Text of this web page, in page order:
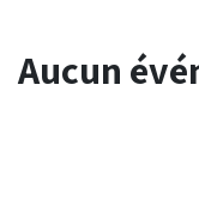
Aucun